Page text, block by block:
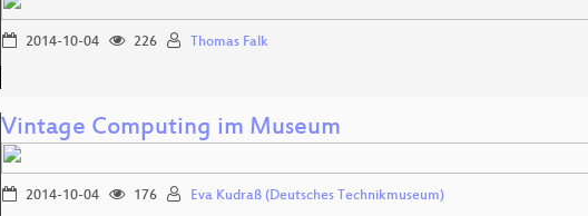
2014-10-04 226 Thomas Falk
Vintage Computing im Museum
2014-10-04 176 Eva Kudraß (Deutsches Technikmuseum)